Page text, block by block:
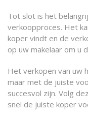
Tot slot is het
verkoopproces. Het
koper vindt en de
op uw makelaar om u
Het verkopen van uw
maar met de juiste
succesvol zijn. Volg
snel de juiste koper